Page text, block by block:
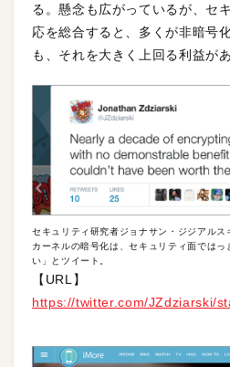
る。懸念も広がっているが、セ
応を総合すると、多くが非暗号
も、それを大きく上回る利益が
セキュリティ研究者ジョナサン・ジジアル
カーネルの暗号化は、セキュリティ面では
い」とツイート。
【URL】
https://twitter.com/JZdziarski/